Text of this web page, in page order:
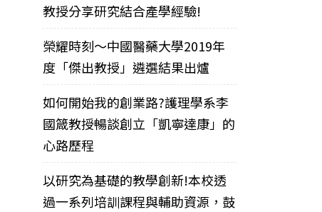
教授分享研究結合產學經驗!
榮耀時刻～中國醫藥大學2019年
度「傑出教授」遴選結果出爐
如何開始我的創業路?護理學系李
國箴教授暢談創立「凱寧達康」的
心路歷程
以研究為基礎的教學創新!本校透
過一系列培訓課程與輔助資源，鼓